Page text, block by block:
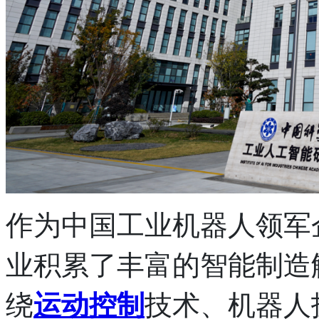
作为中国工业机器人领
业积累了丰富的智能制
绕运动控制技术、机器